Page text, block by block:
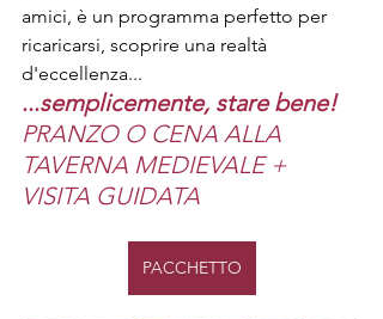
amici, è un programma perfetto per
ricaricarsi, scoprire una realtà
d'eccellenza...
...semplicemente, stare bene!
PRANZO O CENA ALLA
TAVERNA MEDIEVALE +
VISITA GUIDATA
PACCHETTO